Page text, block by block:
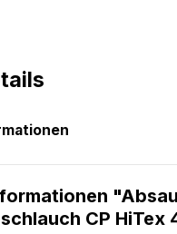
CP HiTex